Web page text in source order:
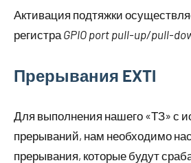
Активация подтяжки
регистра GPIO port pull-up/pull-
Прерывания EXTI
Для выполнения нашего «ТЗ» с
прерываний, нам необходимо
прерывания, которые будут